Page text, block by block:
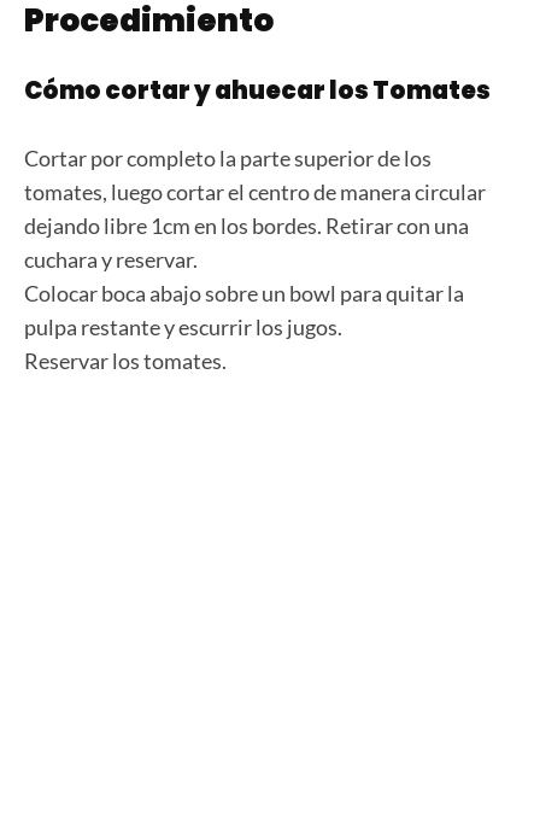
Procedimiento
Cómo cortar y ahuecar los Tomates
Cortar por completo la parte superior de los
tomates, luego cortar el centro de manera circular
dejando libre 1cm en los bordes. Retirar con una
cuchara y reservar.
Colocar boca abajo sobre un bowl para quitar la
pulpa restante y escurrir los jugos.
Reservar los tomates.